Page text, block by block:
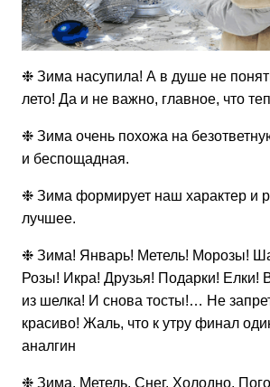
❉ Зима насупила! А в душе не
лето! Да и не важно, главное, что
❉ Зима очень похожа на
и беспощадная.
❉ Зима формирует наш характер и
лучшее.
❉ Зима! Январь! Метель! Морозы!
Розы! Икра! Друзья! Подарки! Елки!
из шелка! И снова тосты!… Не
красиво! Жаль, что к утру финал
аналгин
❉ Зима. Метель. Снег. Холодно.